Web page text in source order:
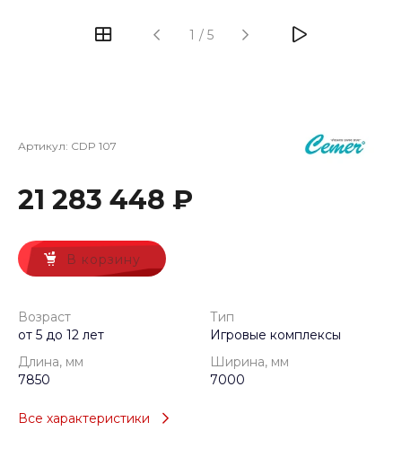
1 / 5
Артикул: CDP 107
21 283 448 ₽
В корзину
Возраст
от 5 до 12 лет
Тип
Игровые комплексы
Длина, мм
7850
Ширина, мм
7000
Все характеристики